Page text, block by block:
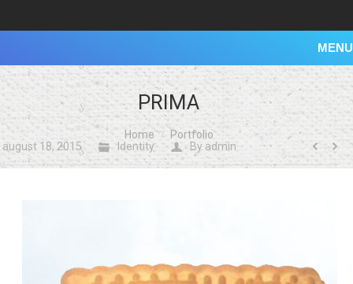
MENU
PRIMA
You are here: Home
Portfolio
august 18, 2015
Identity By admin